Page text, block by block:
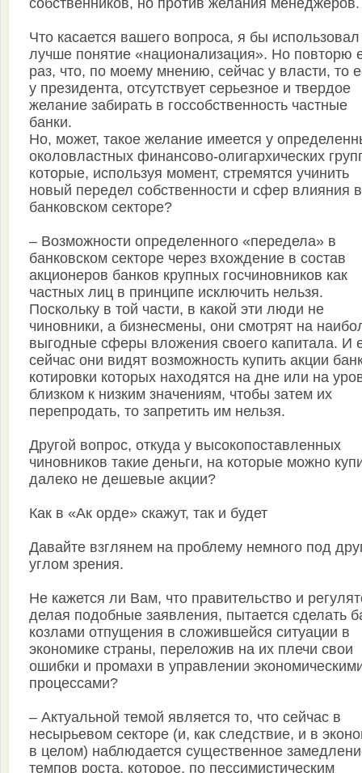
собственников, но против желания менеджеров.
Что касается вашего вопроса, я бы использовал
лучше понятие «национализация». Но повторю
раз, что, по моему мнению, сейчас у власти, то
у президента, отсутствует серьезное и твердое
желание забирать в госсобственность частные
банки.
Но, может, такое желание имеется у
околовластных финансово-олигархических
которые, используя момент, стремятся учинить
новый передел собственности и сфер влияния в
банковском секторе?
– Возможности определенного «передела» в
банковском секторе через вхождение в состав
акционеров банков крупных госчиновников как
частных лиц в принципе исключить нельзя.
Поскольку в той части, в какой эти люди не
чиновники, а бизнесмены, они смотрят на
выгодные сферы вложения своего капитала. И
сейчас они видят возможность купить акции
котировки которых находятся на дне или на
близком к низким значениям, чтобы затем их
перепродать, то запретить им нельзя.
Другой вопрос, откуда у высокопоставленных
чиновников такие деньги, на которые можно
далеко не дешевые акции?
Как в «Ак орде» скажут, так и будет
Давайте взглянем на проблему немного под
углом зрения.
Не кажется ли Вам, что правительство и
делая подобные заявления, пытается сделать
козлами отпущения в сложившейся ситуации в
экономике страны, переложив на их плечи свои
ошибки и промахи в управлении
процессами?
– Актуальной темой является то, что сейчас в
несырьевом секторе (и, как следствие, и в
в целом) наблюдается существенное
темпов роста, которое, по пессимистическим